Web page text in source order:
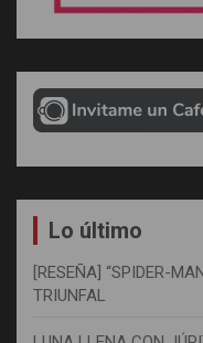
Lo último
[RESEÑA] “SPIDER-
TRIUNFAL